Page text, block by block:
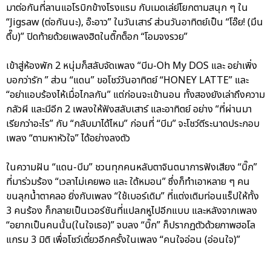
มาต่อกันที่ลานแอโรบิกข้างโรงแรม กับเมดเล่ย์โยกตามสนุก ๆ ใน
“Jigsaw (ต่อกันนะ), อ๊ะอาว” ในวันเสาร์ ส่วนวันอาทิตย์เป็น “โอ๊ย! (มึน
ตึ๊บ)” ปิดท้ายด้วยเพลงฮิตในติ๊กต็อก “โอมจงรวย”
เข้าสู่ห้องพัก 2 หนุ่มก็สลับจัดเพลง “บีม-Oh My DOS และ อย่าเพิ่ง
บอกว่ารัก ” ส่วน “แดน” ขอโชว์วันอาทิตย์ “HONEY LATTE” และ
“อย่าแอบร้องไห้เมื่อไกลกัน” แต่ก่อนจะเข้านอน ทั้งสองยังเล่าถึงความ
กลัวผี และมีอีก 2 เพลงให้ฟังสลับเสาร์ และอาทิตย์ อย่าง “ที่ผ่านมา
เรียกว่าอะไร” กับ “กลับมาได้ไหม” ก่อนที่ “บีม” จะโชว์ตีระนาดประกอบ
เพลง “ตามหาหัวใจ” ได้อย่างลงตัว
ในความฝัน “แดน-บีม” ชวนทุกคนหลับตาจินตนาการฟังเสียง “บิ๊ก”
ที่มาร่วมร้อง “เวลาไม่เคยพอ และ ใต้หมอน” ซึ่งก็ทำเอาหลาย ๆ คน
ขนลุกน้ำตาคลอ ยิ่งกับเพลง “ใช้เบอร์เดิม” ที่แต่งเติมท่อนแร็ปให้ทั้ง
3 คนร้อง ก็กลายเป็นเวอร์ชันที่แปลกหูไปอีกแบบ และหลังจากเพลง
“อยากเป็นคนนั้น(ในใจเธอ)” จบลง “บิ๊ก” ก็ปรากฏตัวด้วยภาพฮอโล
แกรม 3 มิติ เพื่อโชว์เดี่ยวอีกครั้งในเพลง “คนใจอ่อน (อ่อนใจ)”